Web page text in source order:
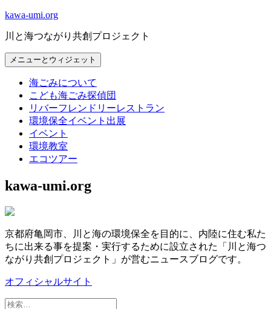
コ
テ
ン
ツ
kawa-umi.org
川と海つながり共創プロジェクト
メニューとウィジェット
海ごみについて
こども海ごみ探偵団
リバーフレンドリーレストラン
環境保全イベント出展
イベント
環境教室
エコツアー
kawa-umi.org
京都府亀岡市、川と海の環境保全を目的に、内陸に住む私た
ちに出来る事を提案・実行するために設立された「川と海つ
ながり共創プロジェクト」が営むニュースブログです。
オフィシャルサイト
検